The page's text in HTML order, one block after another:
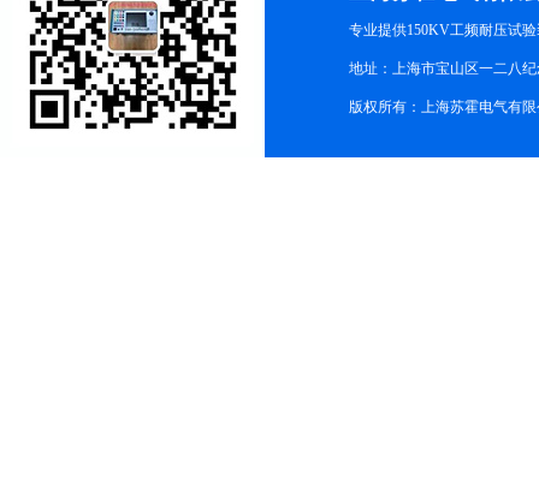
专业提供150KV工频耐压试
地址：上海市宝山区一二八纪
版权所有：上海苏霍电气有